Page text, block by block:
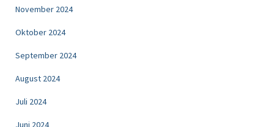
November 2024
Oktober 2024
September 2024
August 2024
Juli 2024
Juni 2024